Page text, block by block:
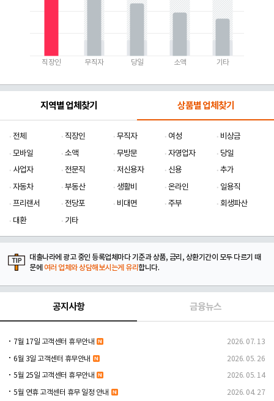
직장인 무직자 당일 소액 기타
지역별 업체찾기 상품별 업체찾기
전체 직장인 무직자 여성
비상금
모바일
소액 무방문 자영업자
당일
사업자
전문직 저신용자 신용
추가
자동차
부동산 생활비 온라인
일용직
프리랜서
전당포 비대면 주부
회생파산
대환
기타
대출나라에 광고 중인 등록업체마다 기준과 상품, 금리, 상환기간이 모두 다르기 때
문에 여러 업체와 상담해보시는게 유리합니다.
공지사항 금융뉴스
7월 17일 고객센터 휴무안내 2026. 07. 13
6월 3일 고객센터 휴무안내 2026. 05. 26
5월 25일 고객센터 휴무안내 2026. 05. 14
5월 연휴 고객센터 휴무 일정 안내 2026. 04. 27